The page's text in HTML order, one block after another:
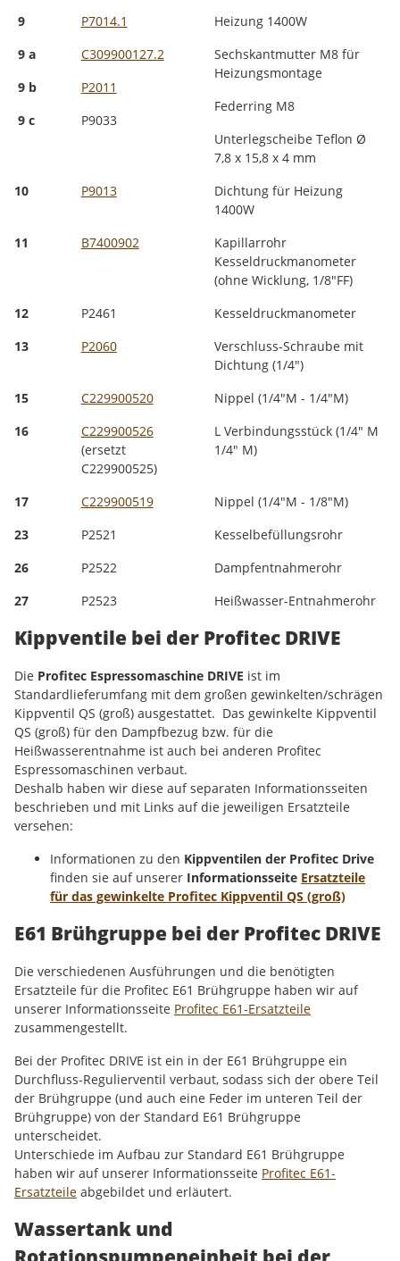
9
P7014.1
Heizung 1400W
9 a
9 b
9 c
C309900127.2
P2011
P9033
Sechskantmutter M8 für
Heizungsmontage
Federring M8
Unterlegscheibe Teflon Ø
7,8 x 15,8 x 4 mm
10
P9013
Dichtung für Heizung
1400W
11
B7400902
Kapillarrohr
Kesseldruckmanometer
(ohne Wicklung, 1/8"FF)
12
P2461
Kesseldruckmanometer
13
P2060
Verschluss-Schraube mit
Dichtung (1/4")
15
C229900520
Nippel (1/4"M - 1/4"M)
16
C229900526
(ersetzt
C229900525)
L Verbindungsstück (1/4" M
1/4" M)
17 C229900519
Nippel (1/4"M - 1/8"M)
23
P2521
Kesselbefüllungsrohr
26
P2522
Dampfentnahmerohr
27
P2523 Heißwasser-Entnahmerohr
Kippventile bei der Profitec DRIVE
Die Profitec Espressomaschine DRIVE ist im
Standardlieferumfang mit dem großen gewinkelten/schrägen
Kippventil QS (groß) ausgestattet. Das gewinkelte Kippventil
QS (groß) für den Dampfbezug bzw. für die
Heißwasserentnahme ist auch bei anderen Profitec
Espressomaschinen verbaut.
Deshalb haben wir diese auf separaten Informationsseiten
beschrieben und mit Links auf die jeweiligen Ersatzteile
versehen:
Informationen zu den Kippventilen der Profitec Drive
finden sie auf unserer Informationsseite Ersatzteile
für das gewinkelte Profitec Kippventil QS (groß)
E61 Brühgruppe bei der Profitec DRIVE
Die verschiedenen Ausführungen und die benötigten
Ersatzteile für die Profitec E61 Brühgruppe haben wir auf
unserer Informationsseite Profitec E61-Ersatzteile
zusammengestellt.
Bei der Profitec DRIVE ist ein in der E61 Brühgruppe ein
Durchfluss-Regulierventil verbaut, sodass sich der obere Teil
der Brühgruppe (und auch eine Feder im unteren Teil der
Brühgruppe) von der Standard E61 Brühgruppe
unterscheidet.
Unterschiede im Aufbau zur Standard E61 Brühgruppe
haben wir auf unserer Informationsseite Profitec E61-
Ersatzteile abgebildet und erläutert.
Wassertank und